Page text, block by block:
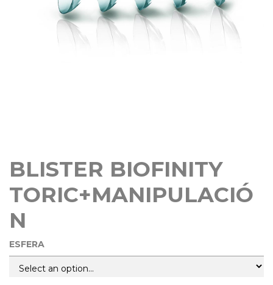
BLISTER BIOFINITY
TORIC+MANIPULACIÓ
N
ESFERA